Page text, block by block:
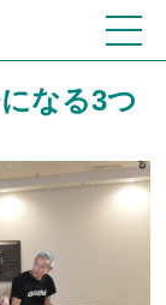
なる3つ